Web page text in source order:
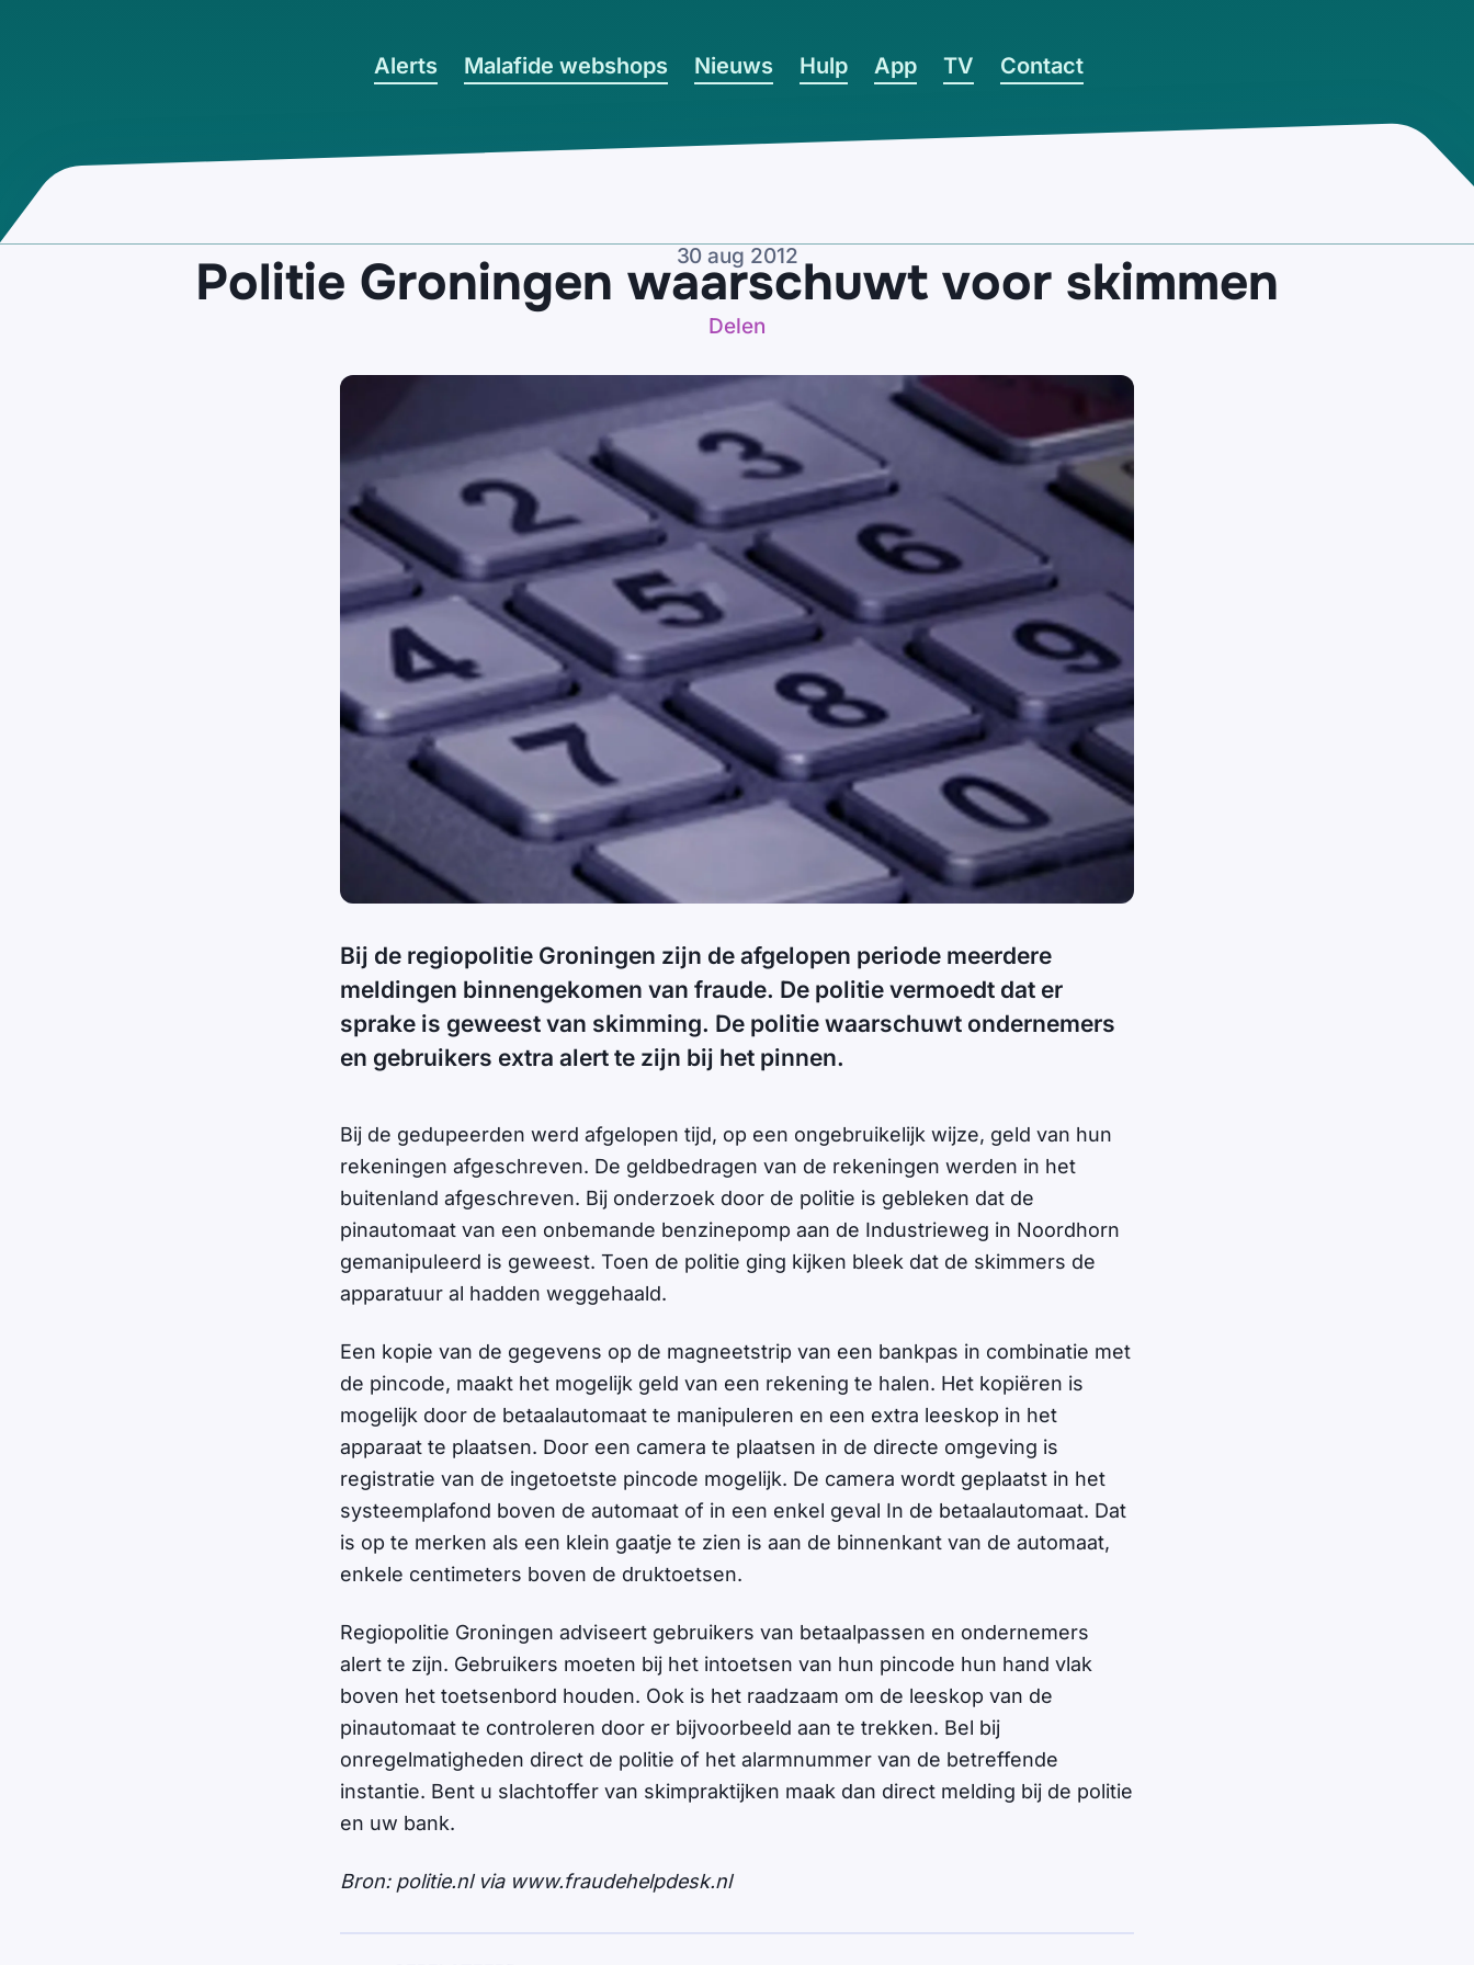
Alerts Malafide webshops Nieuws Hulp App TV Contact
30 aug 2012
Politie Groningen waarschuwt voor skimmen
Delen
Bij de regiopolitie Groningen zijn de afgelopen periode meerdere
meldingen binnengekomen van fraude. De politie vermoedt dat er
sprake is geweest van skimming. De politie waarschuwt ondernemers
en gebruikers extra alert te zijn bij het pinnen.
Bij de gedupeerden werd afgelopen tijd, op een ongebruikelijk wijze, geld van hun
rekeningen afgeschreven. De geldbedragen van de rekeningen werden in het
buitenland afgeschreven. Bij onderzoek door de politie is gebleken dat de
pinautomaat van een onbemande benzinepomp aan de Industrieweg in Noordhorn
gemanipuleerd is geweest. Toen de politie ging kijken bleek dat de skimmers de
apparatuur al hadden weggehaald.
Een kopie van de gegevens op de magneetstrip van een bankpas in combinatie met
de pincode, maakt het mogelijk geld van een rekening te halen. Het kopiëren is
mogelijk door de betaalautomaat te manipuleren en een extra leeskop in het
apparaat te plaatsen. Door een camera te plaatsen in de directe omgeving is
registratie van de ingetoetste pincode mogelijk. De camera wordt geplaatst in het
systeemplafond boven de automaat of in een enkel geval In de betaalautomaat. Dat
is op te merken als een klein gaatje te zien is aan de binnenkant van de automaat,
enkele centimeters boven de druktoetsen.
Regiopolitie Groningen adviseert gebruikers van betaalpassen en ondernemers
alert te zijn. Gebruikers moeten bij het intoetsen van hun pincode hun hand vlak
boven het toetsenbord houden. Ook is het raadzaam om de leeskop van de
pinautomaat te controleren door er bijvoorbeeld aan te trekken. Bel bij
onregelmatigheden direct de politie of het alarmnummer van de betreffende
instantie. Bent u slachtoffer van skimpraktijken maak dan direct melding bij de politie
en uw bank.
Bron: politie.nl via www.fraudehelpdesk.nl